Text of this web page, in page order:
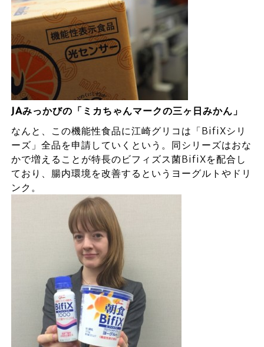
JAみっかびの「ミカちゃんマークの三ヶ日みかん」
なんと、この機能性食品に江崎グリコは「BifiXシリ
ーズ」全品を申請していくという。同シリーズはおな
かで増えることが特長のビフィズス菌BifiXを配合し
ており、腸内環境を改善するというヨーグルトやドリ
ンク。